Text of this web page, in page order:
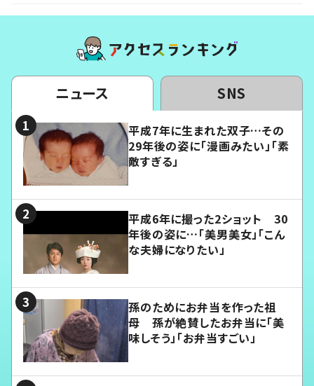
ニュース SNS
平成7年に生まれた双子…その
29年後の姿に「漫画みたい」「素
敵すぎる」
平成6年に撮った2ショット 30
年後の姿に…「美男美女」「こん
な夫婦になりたい」
孫のためにお弁当を作った祖
母 孫が絶賛したお弁当に「美
味しそう」「お弁当すごい」